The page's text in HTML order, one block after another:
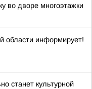
во дворе многоэтажки
области информирует!
станет культурной